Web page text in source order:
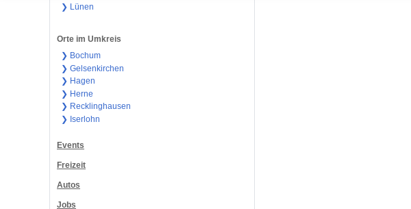
❯ Lünen
Orte im Umkreis
❯ Bochum
❯ Gelsenkirchen
❯ Hagen
❯ Herne
❯ Recklinghausen
❯ Iserlohn
Events
Freizeit
Autos
Jobs